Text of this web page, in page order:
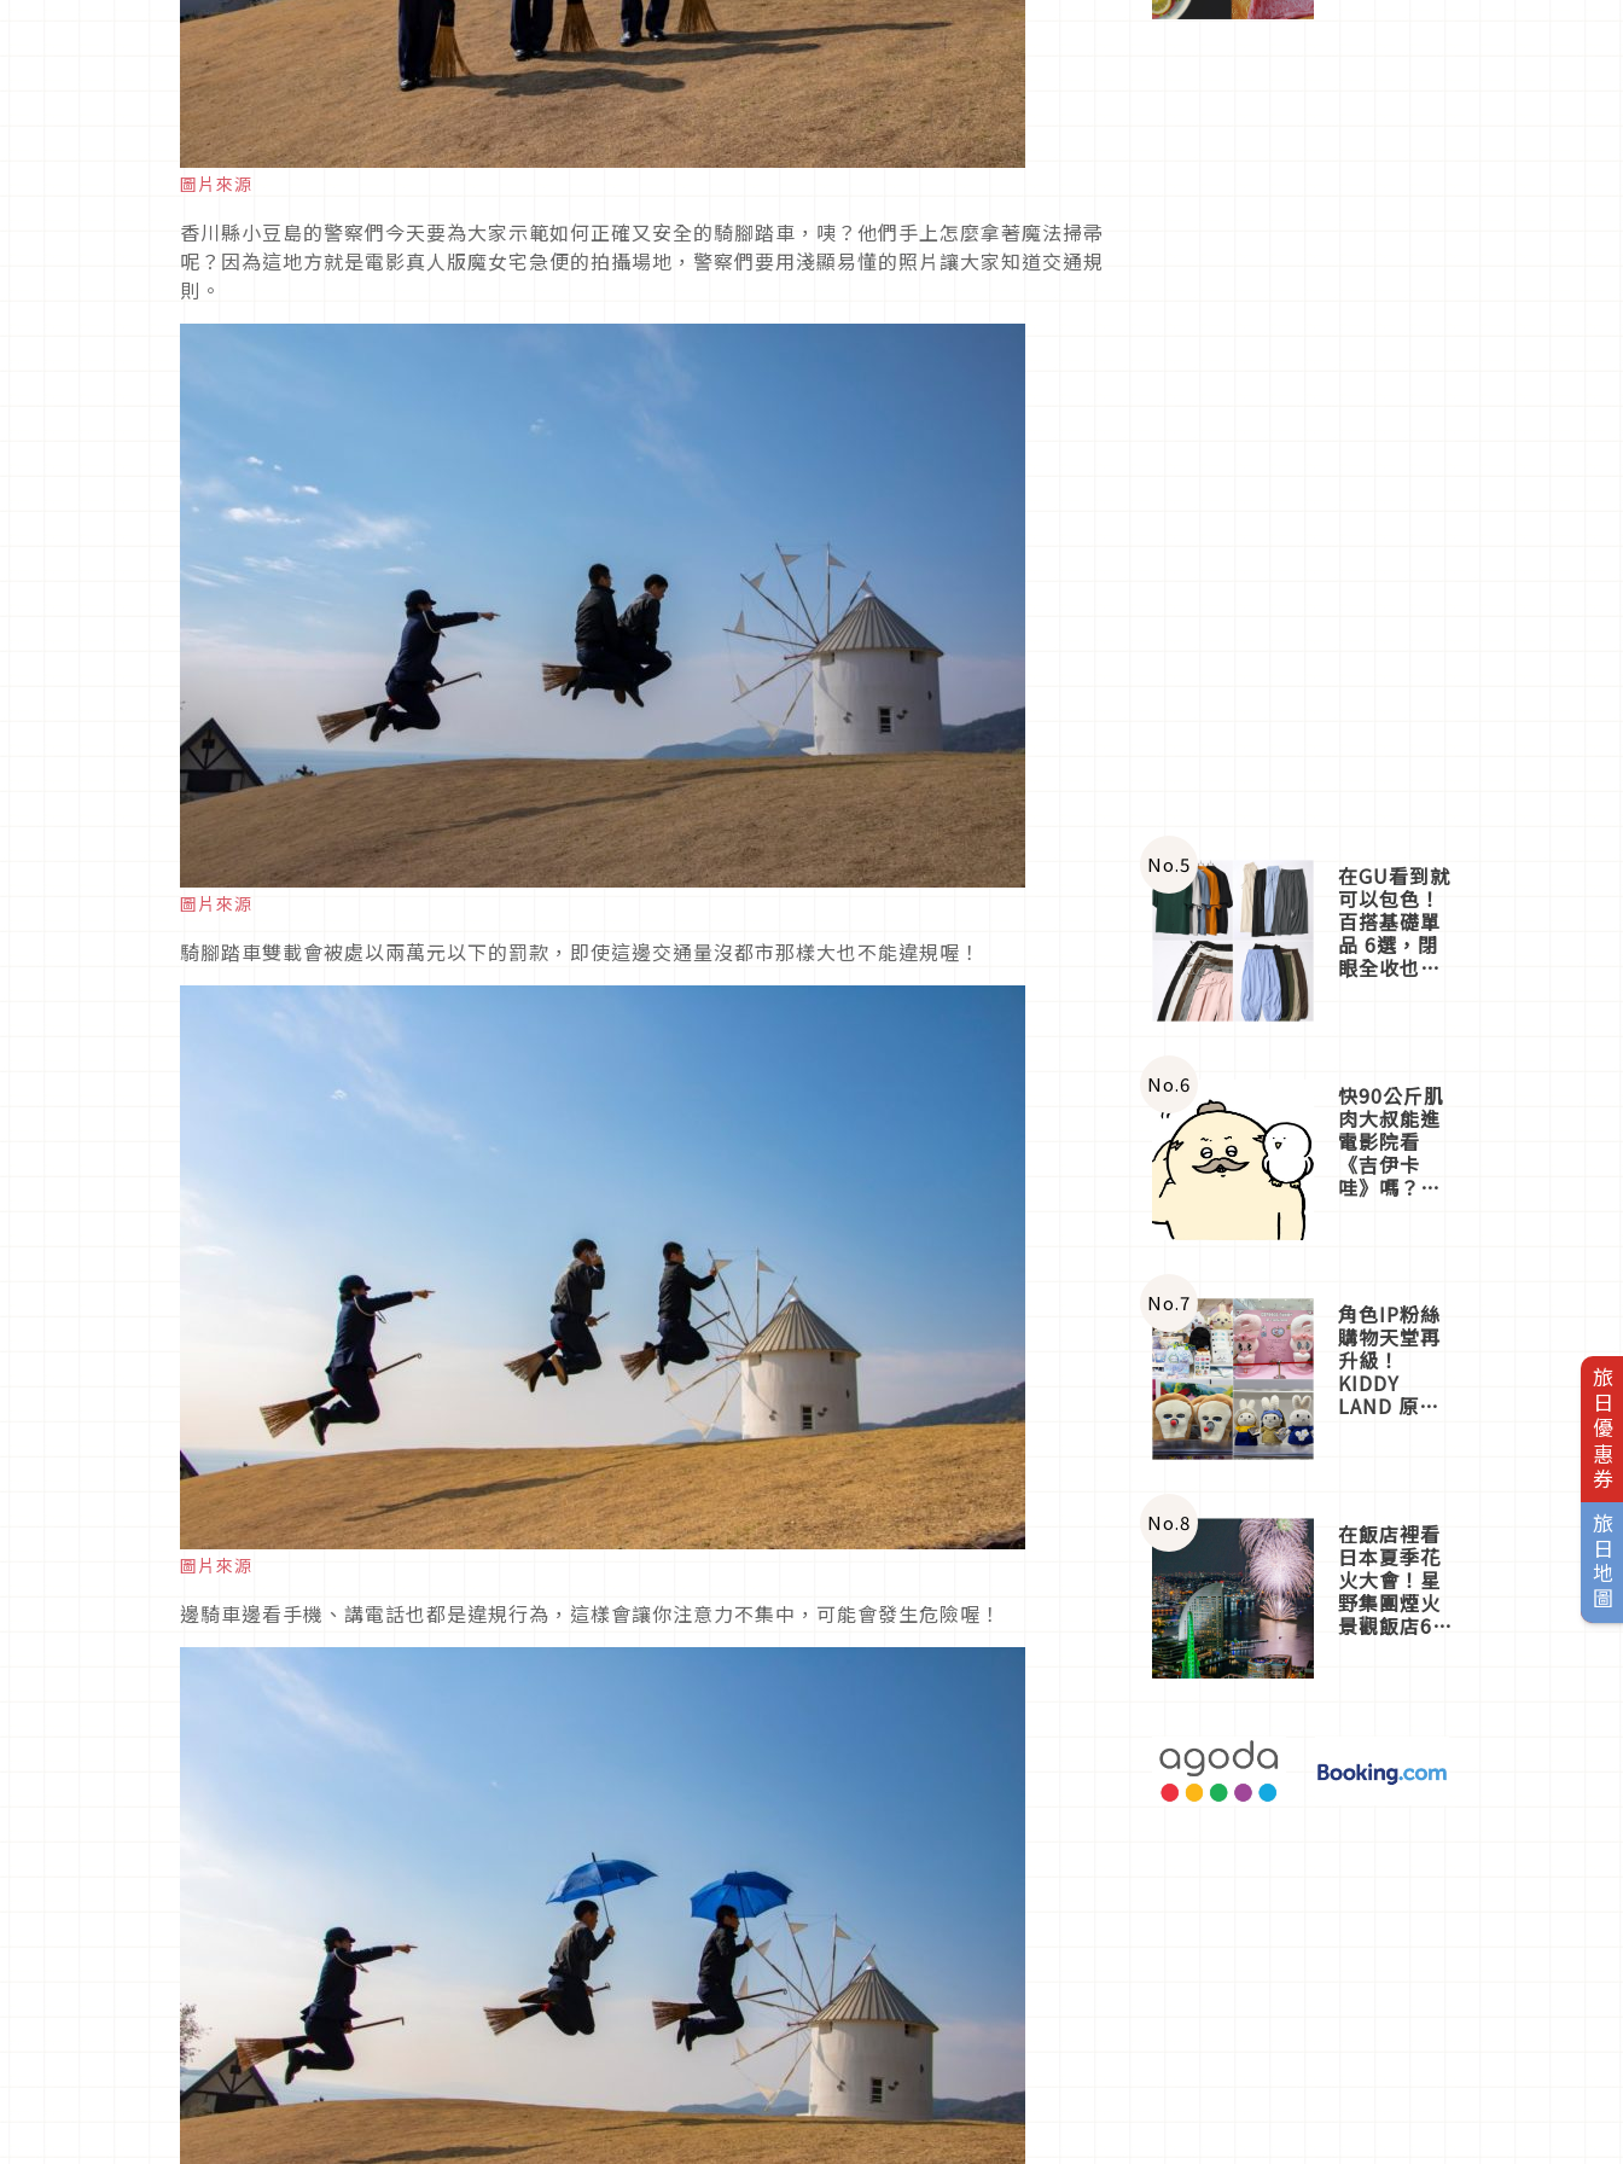
旅日優惠券
旅日地圖
圖片來源
香川縣小豆島的警察們今天要為大家示範如何正確又安全的騎腳踏車，咦？他們手上怎麼拿著魔法掃帚
呢？因為這地方就是電影真人版魔女宅急便的拍攝場地，警察們要用淺顯易懂的照片讓大家知道交通規
則。
圖片來源
騎腳踏車雙載會被處以兩萬元以下的罰款，即使這邊交通量沒都市那樣大也不能違規喔！
圖片來源
邊騎車邊看手機、講電話也都是違規行為，這樣會讓你注意力不集中，可能會發生危險喔！
No.5 在GU看到就
可以包色！
百搭基礎單
品 6選，閉
眼全收也不
No.6 快90公斤肌
肉大叔能進
電影院看
《吉伊卡
哇》嗎？日
一同給出了
答案
No.7 角色IP粉絲
購物天堂再
升級！
KIDDY
LAND 原宿
店3分即達
No.8 在飯店裡看
日本夏季花
火大會！星
野集團煙火
景觀飯店6